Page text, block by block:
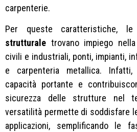
carpenterie.
Per queste caratteristiche, le
strutturale trovano impiego
civili e industriali, ponti, impianti,
e carpenteria metallica. Infatti,
capacità portante e
sicurezza delle strutture nel
versatilità permette di soddisfare
applicazioni, semplificando le